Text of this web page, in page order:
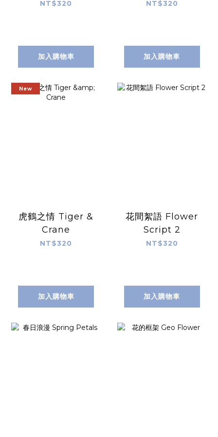
Whispers
NT$320
加入購物車
among flowers
NT$320
加入購物車
New
虎鶴之情 Tiger &
Crane
NT$320
加入購物車
花間絮語 Flower
Script 2
NT$320
加入購物車